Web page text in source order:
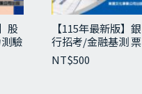
股
驗
【115年最新版】銀
行招考/金融基測 票
據法、銀行法與洗錢
防制相關法規
NT$500